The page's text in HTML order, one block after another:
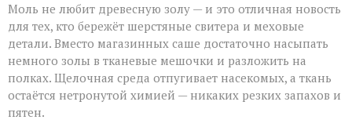
Моль не любит древесную золу — и это отличная новость
для тех, кто бережёт шерстяные свитера и меховые
детали. Вместо магазинных саше достаточно насыпать
немного золы в тканевые мешочки и разложить на
полках. Щелочная среда отпугивает насекомых, а ткань
остаётся нетронутой химией — никаких резких запахов и
пятен.